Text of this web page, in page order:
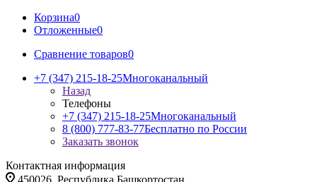
Корзина0
Отложенные0
Сравнение товаров0
+7 (347) 215-18-25Многоканальный
Назад
Телефоны
+7 (347) 215-18-25Многоканальный
8 (800) 777-83-77Бесплатно по России
Заказать звонок
Контактная информация
450026, Республика Башкортостан,